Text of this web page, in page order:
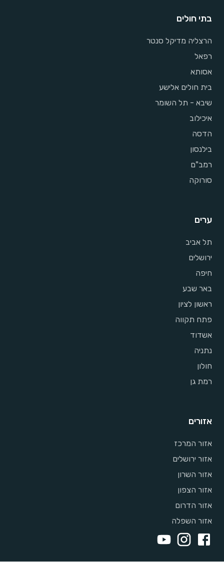
בתי חולים
הרצליה מדיקל סנטר
רפאל
אסותא
בית חולים אלישע
שיבא - תל השומר
איכילוב
הדסה
בילנסון
רמב"ם
סורוקה
ערים
תל אביב
ירושלים
חיפה
באר שבע
ראשון לציון
פתח תקווה
אשדוד
נתניה
חולון
רמת גן
אזורים
אזור המרכז
אזור ירושלים
אזור השרון
אזור הצפון
אזור הדרום
אזור השפלה